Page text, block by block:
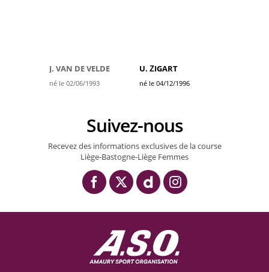
J. VAN DE VELDE
né le 02/06/1993
U. ŽIGART
né le 04/12/1996
Suivez-nous
Recevez des informations exclusives de la course
Liège-Bastogne-Liège Femmes